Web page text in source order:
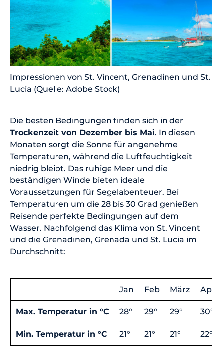
Impressionen von St. Vincent, Grenadinen und St.
Lucia (Quelle: Adobe Stock)
Die besten Bedingungen finden sich in der
Trockenzeit von Dezember bis Mai. In diesen
Monaten sorgt die Sonne für angenehme
Temperaturen, während die Luftfeuchtigkeit
niedrig bleibt. Das ruhige Meer und die
beständigen Winde bieten ideale
Voraussetzungen für Segelabenteuer. Bei
Temperaturen um die 28 bis 30 Grad genießen
Reisende perfekte Bedingungen auf dem
Wasser. Nachfolgend das Klima von St. Vincent
und die Grenadinen, Grenada und St. Lucia im
Durchschnitt:
Jan Feb März April
Max. Temperatur in °C 28° 29° 29° 30°
Min. Temperatur in °C 21° 21° 21° 22°